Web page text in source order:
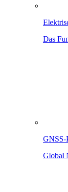
Das
GNSS-
Global